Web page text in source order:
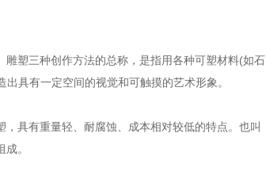
塑三种创作方法的总称，是指用各种可塑材料(如石
具有一定空间的视觉和可触摸的艺术形象。
具有重量轻、耐腐蚀、成本相对较低的特点。也叫
。